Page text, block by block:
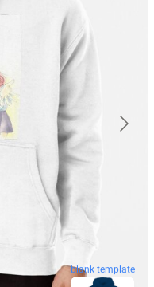
blank template